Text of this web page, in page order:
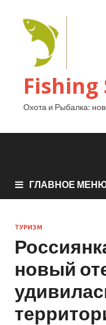
Fishing
Охота и Рыбалка:
ГЛАВНОЕ
ТУРИЗМ
новый